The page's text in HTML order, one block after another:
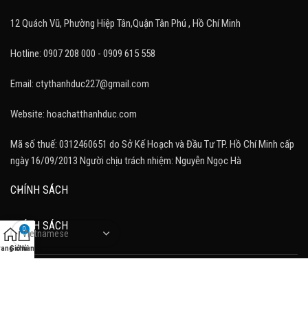
12 Quách Vũ, Phường Hiệp Tân,Quận Tân Phú , Hồ Chí Minh
Hotline: 0907 208 000 - 0909 615 558
Email: ctythanhduc227@gmail.com
Website: hoachatthanhduc.com
Mã số thuế: 0312460651 do Sở Kế Hoạch và Đầu Tư TP. Hồ Chí Minh cấp
ngày 16/09/2013 Người chịu trách nhiệm: Nguyễn Ngọc Hà
CHÍNH SÁCH
CHÍNH SÁCH
chủ
0
Giỏ hàng